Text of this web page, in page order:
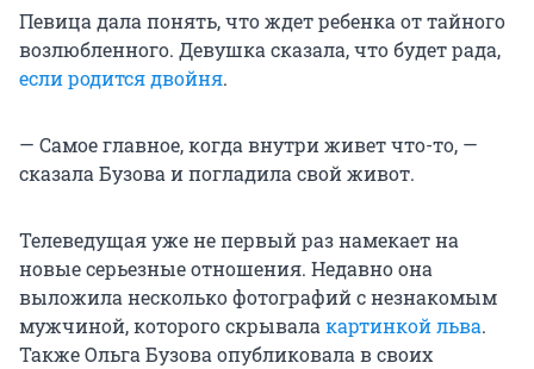
Певица дала понять, что ждет ребенка от тайного
возлюбленного. Девушка сказала, что будет рада,
если родится двойня.
— Самое главное, когда внутри живет что-то, —
сказала Бузова и погладила свой живот.
Телеведущая уже не первый раз намекает на
новые серьезные отношения. Недавно она
выложила несколько фотографий с незнакомым
мужчиной, которого скрывалакартинкой льва.
Также Ольга Бузова опубликовала в своих